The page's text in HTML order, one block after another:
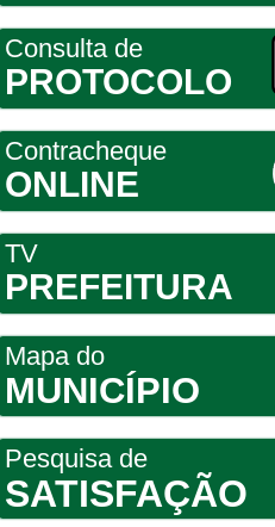
Consulta de
PROTOCOLO
Contracheque
ONLINE
TV
PREFEITURA
Mapa do
MUNICÍPIO
Pesquisa de
SATISFAÇÃO